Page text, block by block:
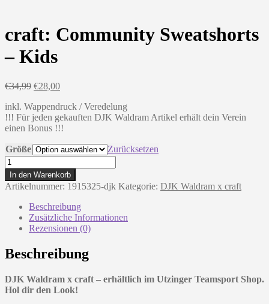
craft: Community Sweatshorts
– Kids
€34,99 Ursprünglicher
war:
€34,99
€28,00Aktueller
ist:
€28,00.
inkl. Wappendruck / Veredelung
!!! Für jeden gekauften DJK Waldram Artikel erhält dein Verein
einen Bonus !!!
Größe
Zurücksetzen
craft:
Community
Sweatshorts
-
Kids
Menge
In den Warenkorb
Artikelnummer: 1915325-djk Kategorie: DJK Waldram x craft
Beschreibung
Zusätzliche Informationen
Rezensionen (0)
Beschreibung
DJK Waldram x craft – erhältlich im Utzinger Teamsport Shop.
Hol dir den Look!